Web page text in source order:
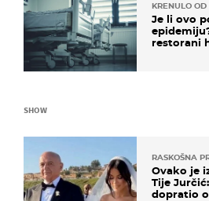
KRENULO
Je li ovo
restorani
SHOW
RASKOŠNA
Ovako je
Tije
dopratio